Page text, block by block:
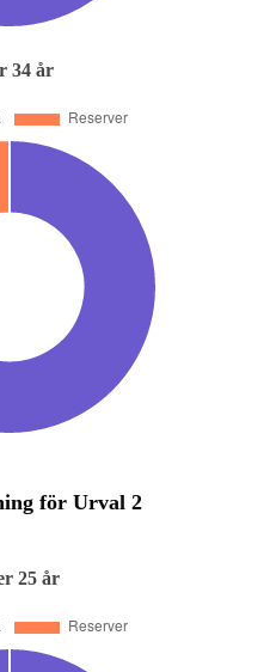
34 år
för Urval 2
25 år